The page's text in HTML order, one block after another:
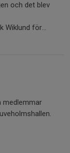
och det blev
Wiklund för...
medlemmar